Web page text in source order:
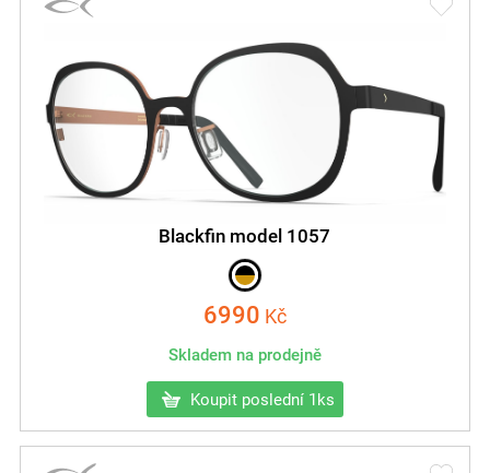
Blackfin model 1057
6990 Kč
Skladem na prodejně
Koupit poslední 1ks